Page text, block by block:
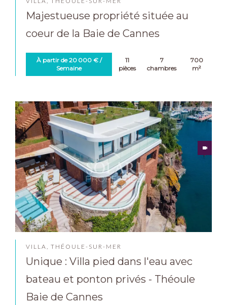
Majestueuse propriété située au
coeur de la Baie de Cannes
À partir de 20 000 € /
Semaine
11
pièces
7
chambres
700
m²
VILLA, THÉOULE-SUR-MER
Unique : Villa pied dans l'eau avec
bateau et ponton privés - Théoule
Baie de Cannes